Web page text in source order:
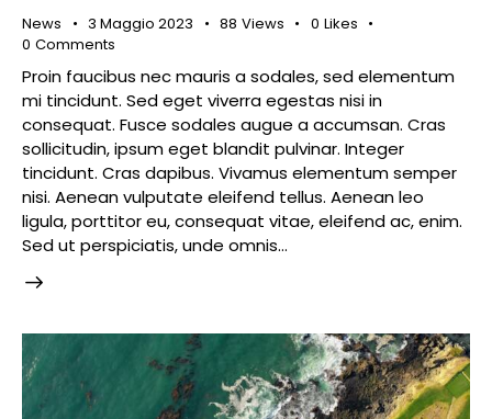
News 3 Maggio 2023 88 Views 0 Likes
0 Comments
Proin faucibus nec mauris a sodales, sed elementum
mi tincidunt. Sed eget viverra egestas nisi in
consequat. Fusce sodales augue a accumsan. Cras
sollicitudin, ipsum eget blandit pulvinar. Integer
tincidunt. Cras dapibus. Vivamus elementum semper
nisi. Aenean vulputate eleifend tellus. Aenean leo
ligula, porttitor eu, consequat vitae, eleifend ac, enim.
Sed ut perspiciatis, unde omnis…